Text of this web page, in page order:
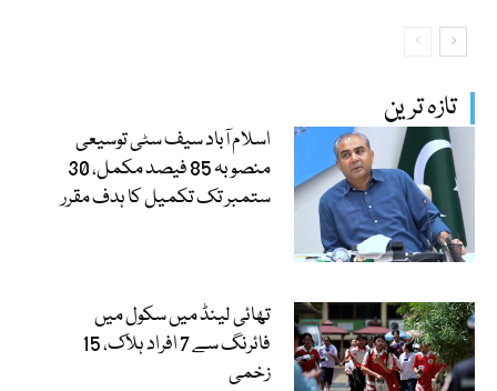
تازہ ترین
اسلام آباد سیف سٹی توسیعی
منصوبہ 85 فیصد مکمل، 30
ستمبر تک تکمیل کا ہدف مقرر
تھائی لینڈ میں سکول میں
فائرنگ سے 7 افراد ہلاک، 15
زخمی